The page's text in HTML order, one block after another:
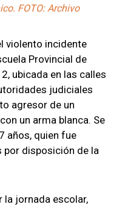
FOTO: Archivo
violento incidente
Provincial de
ubicada en las calles
judiciales
agresor de un
un arma blanca. Se
años, quien fue
disposición de la
la jornada escolar,